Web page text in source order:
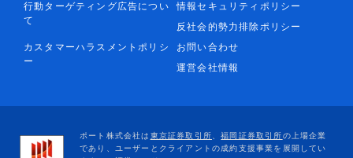
行動ターゲティング広告につい
て
情報セキュリティポリシー
反社会的勢力排除ポリシー
カスタマーハラスメントポリシ
ー
お問い合わせ
運営会社情報